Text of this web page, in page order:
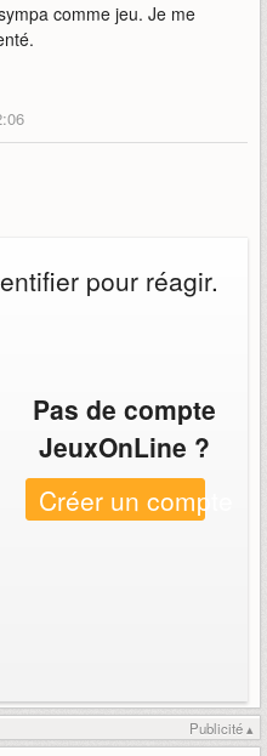
comme jeu. Je me
pour réagir.
Pas de compte
JeuxOnLine ?
Créer un compte
Publicité ▴